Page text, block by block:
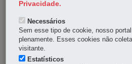
OUVIDORIA
Privacidade.
Necessários
Sem esse tipo de cookie, nosso
plenamente. Esses cookies não
visitante.
Estatísticos